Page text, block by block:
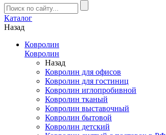
Каталог
Назад
Ковролин
Ковролин
Назад
Ковролин для офисов
Ковролин для гостиниц
Ковролин иглопробивной
Ковролин тканый
Ковролин выставочный
Ковролин бытовой
Ковролин детский